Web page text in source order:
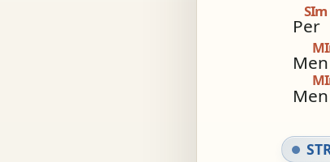
Per
SIm
Men
Men